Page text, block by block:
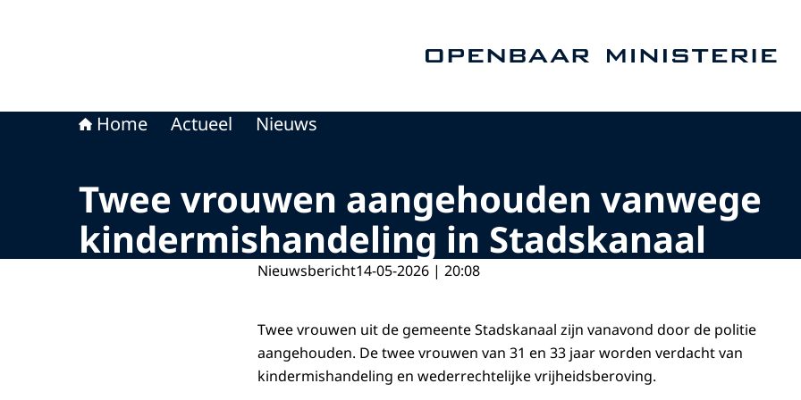
Home Actueel Nieuws
Twee vrouwen aangehouden vanwege
kindermishandeling in Stadskanaal
Nieuwsbericht14-05-2026 | 20:08
Twee vrouwen uit de gemeente Stadskanaal zijn vanavond door de politie
aangehouden. De twee vrouwen van 31 en 33 jaar worden verdacht van
kindermishandeling en wederrechtelijke vrijheidsberoving.